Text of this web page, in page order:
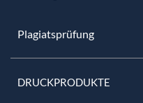
Plagiatsprüfung
DRUCKPRODUKTE